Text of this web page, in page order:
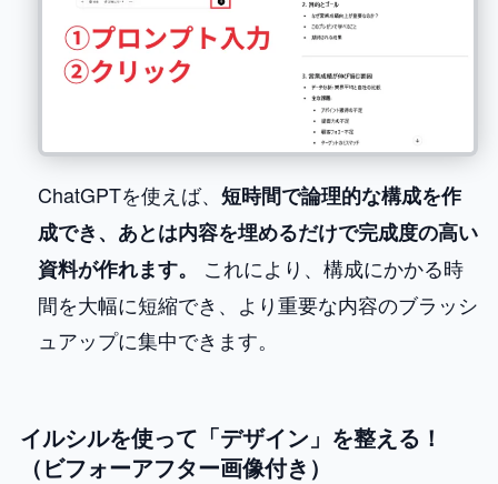
ChatGPTを使えば、 短時間で論理的な構成を作
成でき、あとは内容を埋めるだけで完成度の高い
資料が作れます。
これにより、構成にかかる時
間を大幅に短縮でき、より重要な内容のブラッシ
ュアップに集中できます。
イルシルを使って「デザイン」を整える！
（ビフォーアフター画像付き）